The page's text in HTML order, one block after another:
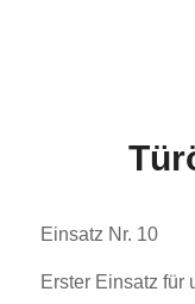
Einsatz Nr. 10
Erster Einsatz für